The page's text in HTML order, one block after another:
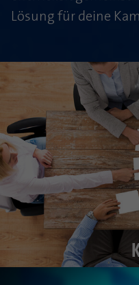
Lösung für deine